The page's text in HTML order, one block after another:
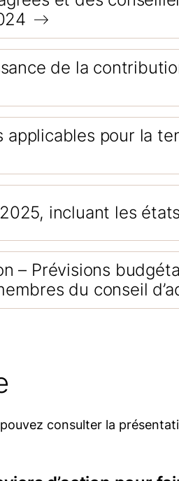
de la
pour la
incluant les
– Prévisions
du conseil
consulter la